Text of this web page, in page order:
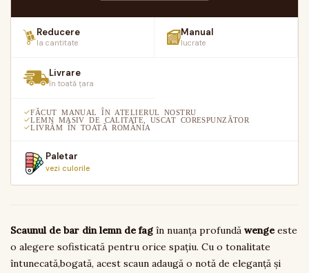
Reducere
la cantitate
Manual
lucrate
Livrare
în toată țara
FĂCUT MANUAL ÎN ATELIERUL NOSTRU
LEMN MASIV DE CALITATE, USCAT CORESPUNZĂTOR
LIVRĂM ÎN TOATĂ ROMÂNIA
Paletar
vezi culorile
Scaunul de bar din lemn de fag în nuanța profundă wenge este
o alegere sofisticată pentru orice spațiu. Cu o tonalitate
întunecată,bogată, acest scaun adaugă o notă de eleganță și